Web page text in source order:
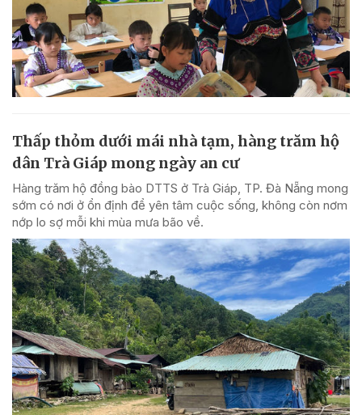
Thấp thỏm dưới mái nhà tạm, hàng trăm hộ
dân Trà Giáp mong ngày an cư
Hàng trăm hộ đồng bào DTTS ở Trà Giáp, TP. Đà Nẵng mong
sớm có nơi ở ổn định để yên tâm cuộc sống, không còn nơm
nớp lo sợ mỗi khi mùa mưa bão về.